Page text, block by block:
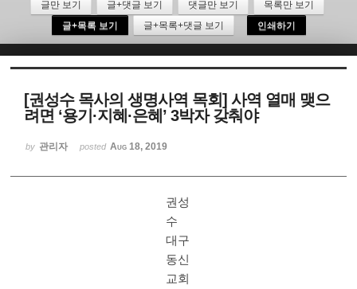
글만 보기 글+댓글 보기 댓글만 보기
목록만 보기
글+목록 보기
글+목록+댓글 보기 인쇄하기
[권성수 목사의 생명사역 목회] 사역 열매 맺으
려면 ‘용기·지혜·은혜’ 3박자 갖춰야
by 관리자 posted Aug 18, 2019
권성
수
대구
동신
교회
Sketchbook5, 스케치북5
Sketchbook5, 스케치북5